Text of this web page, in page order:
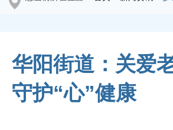
华阳街道：关爱
守护“心”健康